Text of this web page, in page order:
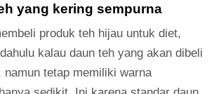
yang kering sempurna
produk teh hijau untuk diet,
kalau daun teh yang akan dibeli
namun tetap memiliki warna